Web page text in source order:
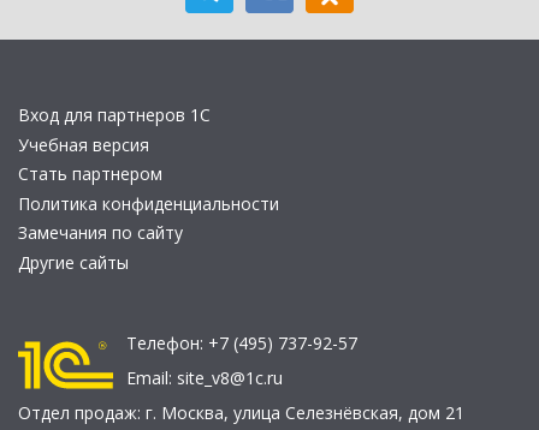
Вход для партнеров 1С
Учебная версия
Стать партнером
Политика конфиденциальности
Замечания по сайту
Другие сайты
Телефон: +7 (495) 737-92-57
Email: site_v8@1c.ru
Отдел продаж: г. Москва, улица Селезнёвская, дом 21